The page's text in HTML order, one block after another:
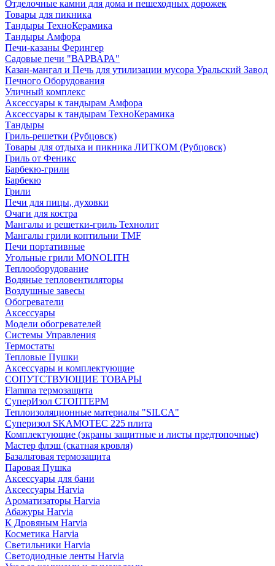
Отделочные камни для дома и пешеходных дорожек
Товары для пикника
Тандыры ТехноКерамика
Тандыры Амфора
Печи-казаны Ферингер
Садовые печи "ВАРВАРА"
Казан-мангал и Печь для утилизации мусора Уральский Завод
Печного Оборудования
Уличный комплекс
Аксессуары к тандырам Амфора
Аксессуары к тандырам ТехноКерамика
Тандыры
Гриль-решетки (Рубцовск)
Товары для отдыха и пикника ЛИТКОМ (Рубцовск)
Гриль от Феникс
Барбекю-грили
Барбекю
Грили
Печи для пицы, духовки
Очаги для костра
Мангалы и решетки-гриль Технолит
Мангалы грили коптильни TMF
Печи портативные
Угольные грили MONOLITH
Теплооборудование
Водяные тепловентиляторы
Воздушные завесы
Обогреватели
Аксессуары
Модели обогревателей
Системы Управления
Термостаты
Тепловые Пушки
Аксессуары и комплектующие
СОПУТСТВУЮЩИЕ ТОВАРЫ
Flamma термозащита
СуперИзол СТОПТЕРМ
Теплоизоляционные материалы "SILCA"
Суперизол SKAMOTEC 225 плита
Комплектующие (экраны защитные и листы предтопочные)
Мастер флэш (скатная кровля)
Базальтовая термозащита
Паровая Пушка
Аксессуары для бани
Аксессуары Harvia
Ароматизаторы Harvia
Абажуры Harvia
К Дровяным Harvia
Косметика Harvia
Светильники Harvia
Светодиодные ленты Harvia